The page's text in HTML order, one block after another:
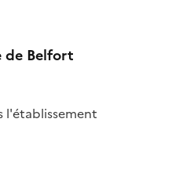
de Belfort
l'établissement